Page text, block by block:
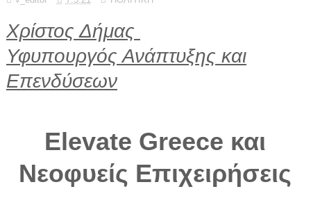
Χρίστος Δήμας
Υφυπουργός Ανάπτυξης και
Επενδύσεων
Elevate Greece και
Νεοφυείς Επιχειρήσεις